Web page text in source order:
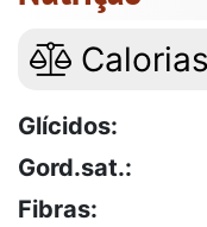
Glícidos:
Gord.sat.:
Fibras: